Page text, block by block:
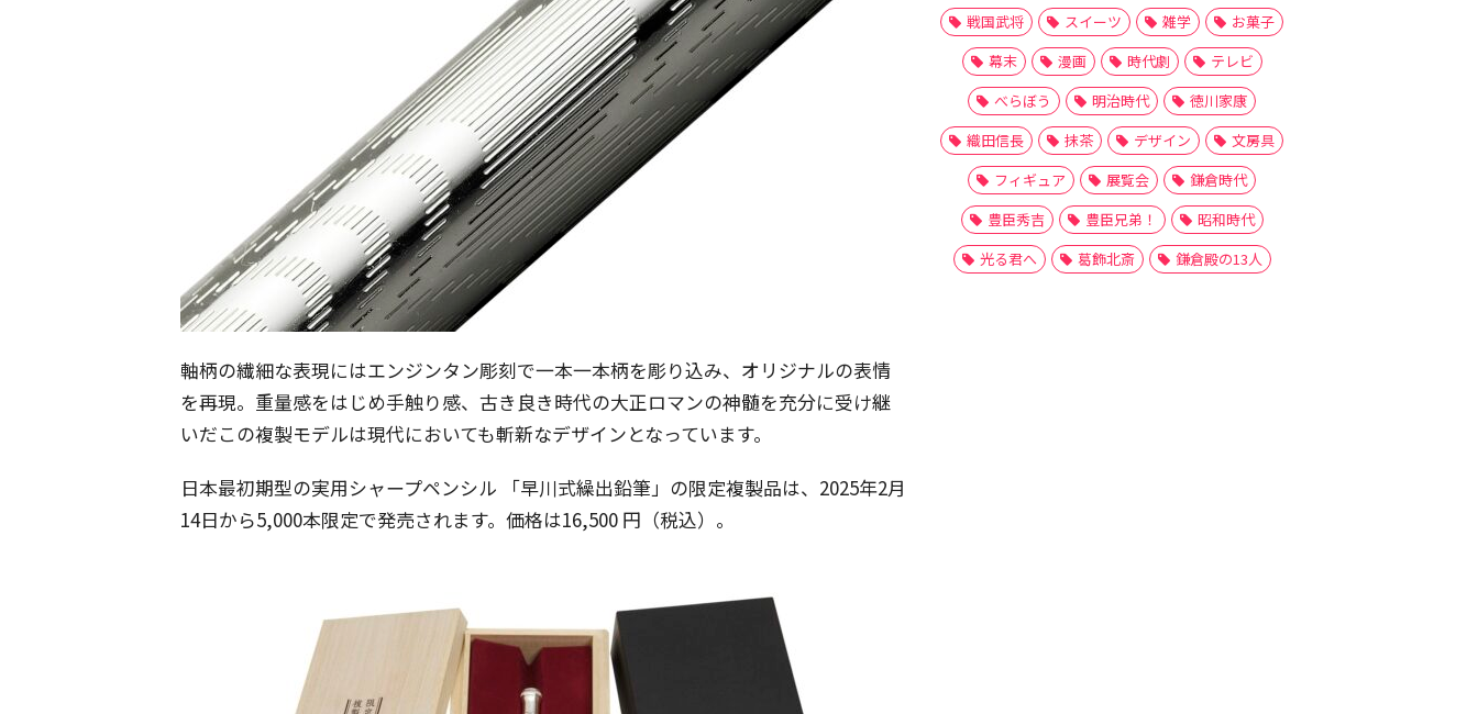
軸柄の繊細な表現にはエンジンタン彫刻で一本一本柄を彫り込み、オリジナルの表情
を再現。重量感をはじめ手触り感、古き良き時代の大正ロマンの神髄を充分に受け継
いだこの複製モデルは現代においても斬新なデザインとなっています。
日本最初期型の実用シャープペンシル 「早川式繰出鉛筆」の限定複製品は、2025年2月
14日から5,000本限定で発売されます。価格は16,500 円（税込）。
戦国武将
スイーツ 雑学
お菓子
幕末
漫画 時代劇
テレビ
べらぼう
明治時代
徳川家康
織田信長
抹茶 デザイン
文房具
フィギュア
展覧会
鎌倉時代
豊臣秀吉
豊臣兄弟！
昭和時代
光る君へ
葛飾北斎 鎌倉殿の13人